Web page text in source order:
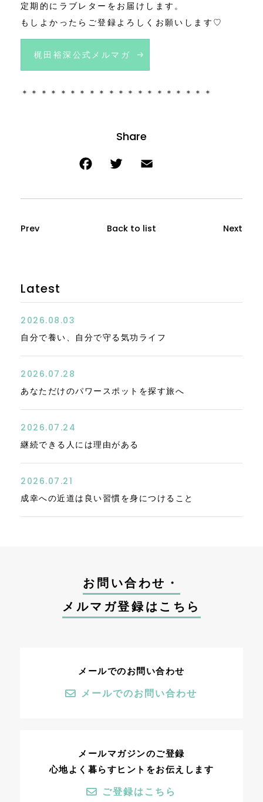
定期的にラブレターをお届けします。
もしよかったらご登録よろしくお願いします♡
梶田裕深公式メルマガ
＊＊＊＊＊＊＊＊＊＊＊＊＊＊＊＊＊＊＊＊
Prev Back to list Next
Latest
2026.08.03
自分で養い、自分で守る気功ライフ
2026.07.28
あなただけのパワースポットを探す旅へ
2026.07.24
継続できる人には理由がある
2026.07.21
成幸への近道は良い習慣を身につけること
お問い合わせ・
メルマガ登録はこちら
メールでのお問い合わせ
メールでのお問い合わせ
メールマガジンのご登録
心地よく暮らすヒントをお伝えします
ご登録はこちら